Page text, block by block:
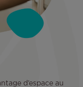
d’espace au